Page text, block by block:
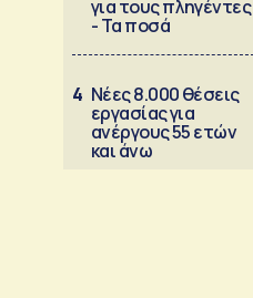
για τους πληγέντες
- Τα ποσά
4 Νέες 8.000 θέσεις
εργασίας για
ανέργους 55 ετών
και άνω